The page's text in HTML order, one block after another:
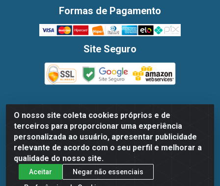
O nosso site coleta cookies próprios e de
terceiros para proporcionar uma experiência
personalizada ao usuário, apresentar publicidade
relevante de acordo com o seu perfil e melhorar a
qualidade do nosso site.
Aceitar
Negar não essenciais
Formas de Pagamento
Site Seguro
Dispan Distribuidora de Alimentos LTDA - Avenida
Marechal Mascarenhas De Moraes, 1048- Imbiribeira,
Recife/PE - CEP 51.170-000 - CNPJ 30.779.584/0003-78